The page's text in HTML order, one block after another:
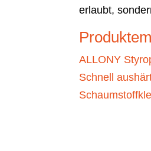
erlaubt,
ALLONY
Schnell